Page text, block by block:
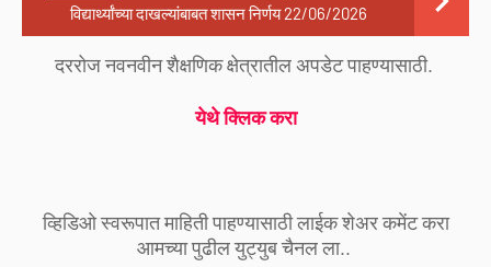
विद्यार्थ्यांच्या दाखल्यांबाबत शासन निर्णय 22/06/2026
दररोज नवनवीन शैक्षणिक क्षेत्रातील अपडेट पाहण्यासाठी.
येथे क्लिक करा
व्हिडिओ स्वरूपात माहिती पाहण्यासाठी लाईक शेअर कमेंट करा
आमच्या पुढील युट्युब चैनल ला..